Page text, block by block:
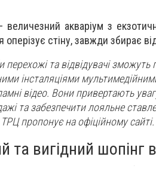
величезний акваріум з
оперізує стіну, завжди збирає
перехожі та відвідувачі
інсталяціями
відео. Вони привертають
та забезпечити лояльне
пропонує на офіційному сайті.
та вигідний шопінг